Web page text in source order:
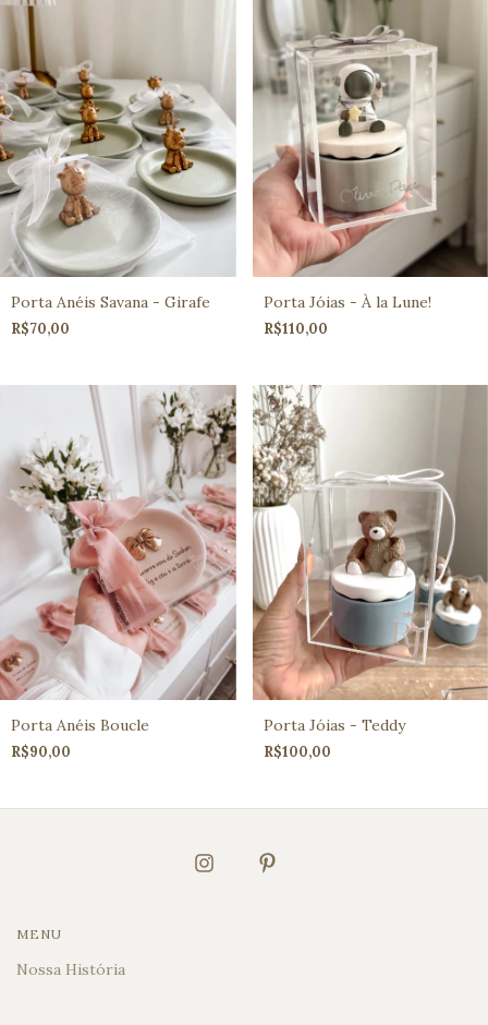
Porta Anéis Savana - Girafe
R$70,00
Porta Jóias - À la Lune!
R$110,00
Porta Anéis Boucle
R$90,00
Porta Jóias - Teddy
R$100,00
MENU
Nossa História